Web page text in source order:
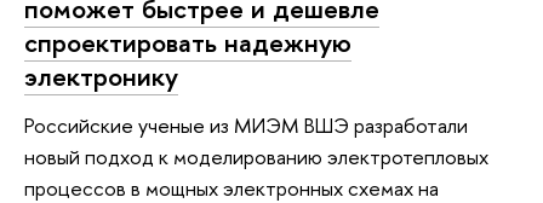
поможет быстрее и дешевле
спроектировать надежную
электронику
Российские ученые из МИЭМ ВШЭ разработали
новый подход к моделированию электротепловых
процессов в мощных электронных схемах на